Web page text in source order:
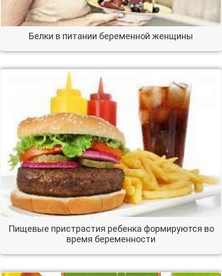
Белки в питании беременной женщины
Пищевые пристрастия ребенка формируются во
время беременности